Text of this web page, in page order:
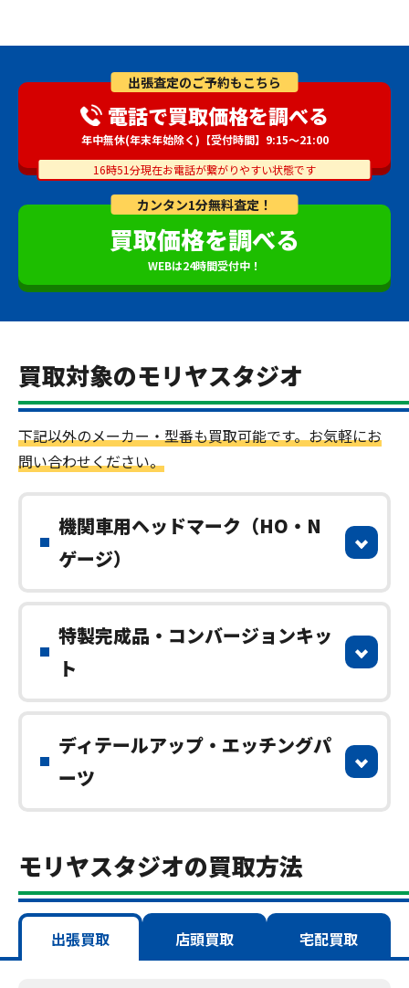
カンタン1分無料査定！
買取価格を調べる
WEBは24時間受付中！
出張査定のご予約もこちら
電話で買取価格を調べる
年中無休(年末年始除く)【受付時間】9:15～21:00
16時51分現在お電話が繋がりやすい状態です
買取対象のモリヤスタジオ
下記以外のメーカー・型番も買取可能です。お気軽にお
問い合わせください。
機関車用ヘッドマーク（HO・N
ゲージ）
特製完成品・コンバージョンキッ
ト
ディテールアップ・エッチングパ
ーツ
モリヤスタジオの買取方法
出張買取 店頭買取 宅配買取